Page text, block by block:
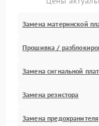
Замена материнской
Прошивка /
Замена сигнальной
Замена резистора
Замена предохранителя